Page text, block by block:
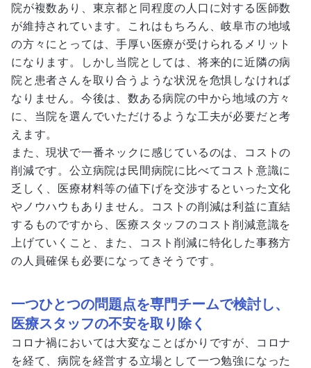
院が複数あり、東京都と同程度の人口に対する医師数
が維持されています。これはもちろん、岐阜市の地域
の方々にとっては、手厚い医療が受けられるメリット
になります。しかし当院としては、将来的に近隣の病
院と患者さんを取り合うような状況を危惧しなければ
なりません。今後は、数ある病院の中から地域の方々
に、当院を選んでいただけるような工夫が必要だと考
えます。
また、現状で一番ネックに感じているのは、コストの
削減です。公立病院は民間病院に比べてコスト意識に
乏しく、医療材料等の値下げを交渉するといった文化
やノウハウもありません。コストの削減は利益に直結
するものですから、医療スタッフのコスト削減意識を
上げていくこと、また、コスト削減に特化した事務方
の人員確保も必要になってきそうです。
一つひとつの問題点を専門チームで検討し、
医療スタッフの不安を取り除く
コロナ禍においては大変なことばかりですが、コロナ
を経て、病院を経営する立場として一つ勉強になった